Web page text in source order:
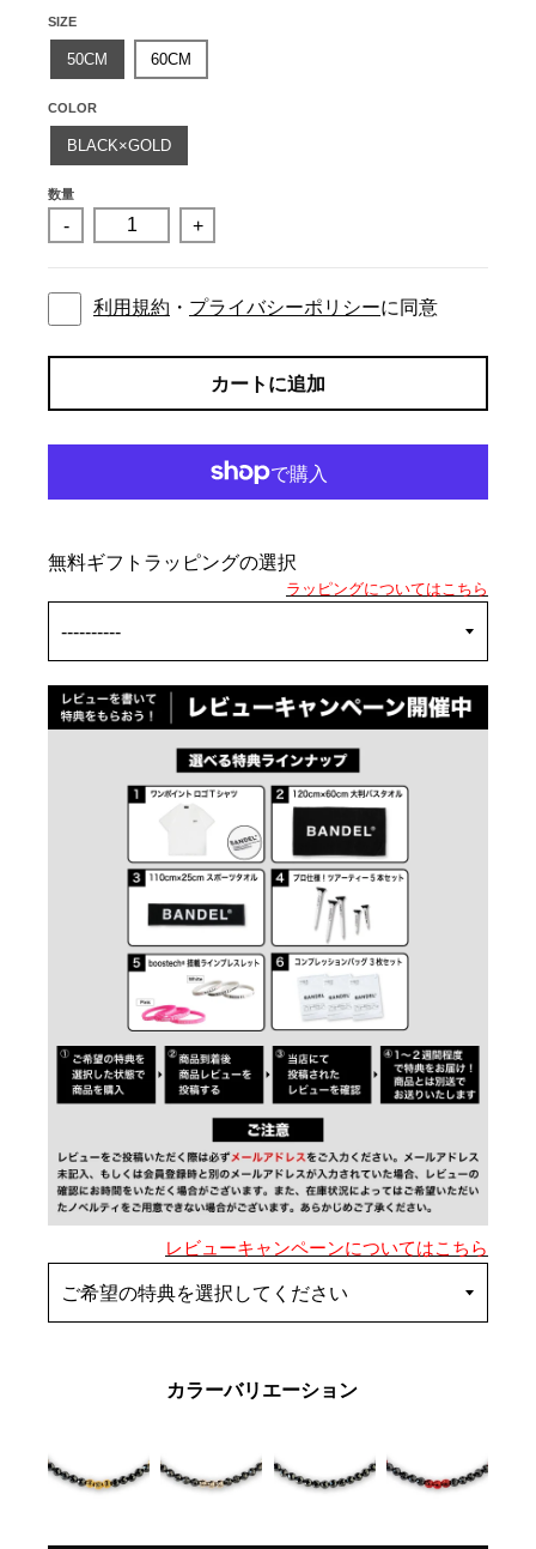
SIZE
50CM 60CM
COLOR
BLACK×GOLD
数量
- +
利用規約 ・ プライバシーポリシーに同意
カートに追加
無料ギフトラッピングの選択
ラッピングについてはこちら
レビューキャンペーンについてはこちら
カラーバリエーション